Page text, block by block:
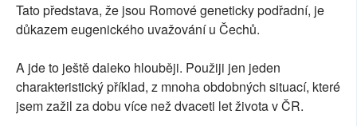
Tato představa, že jsou Romové geneticky podřadní, je
důkazem eugenického uvažování u Čechů.
A jde to ještě daleko hlouběji. Použiji jen jeden
charakteristický příklad, z mnoha obdobných situací, které
jsem zažil za dobu více než dvaceti let života v ČR.